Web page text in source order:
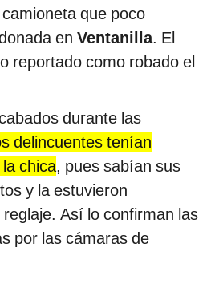
que poco
en Ventanilla. El
reportado como robado el
durante las
delincuentes tenían
chica, pues sabían sus
y la estuvieron
Así lo confirman las
por las cámaras de